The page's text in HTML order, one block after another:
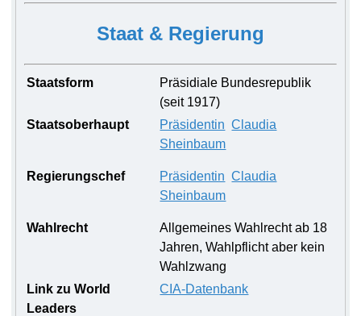
Staat & Regierung
Staatsform
Präsidiale Bundesrepublik
(seit 1917)
Staatsoberhaupt
Präsidentin Claudia
Sheinbaum
Regierungschef Präsidentin Claudia
Sheinbaum
Wahlrecht
Allgemeines Wahlrecht ab 18
Jahren, Wahlpflicht aber kein
Wahlzwang
Link zu World
Leaders
CIA-Datenbank